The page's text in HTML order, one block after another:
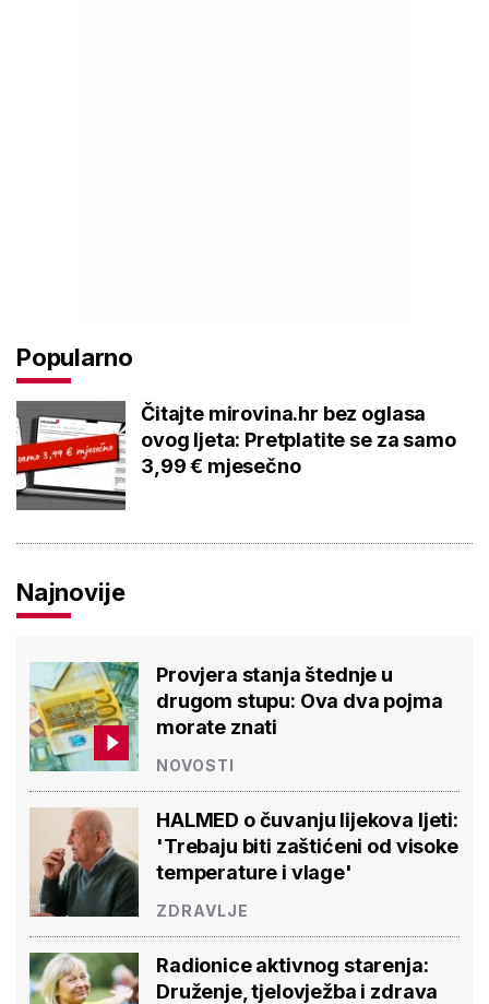
Popularno
Čitajte mirovina.hr bez oglasa
ovog ljeta: Pretplatite se za samo
3,99 € mjesečno
Najnovije
Provjera stanja štednje u
drugom stupu: Ova dva pojma
morate znati
NOVOSTI
HALMED o čuvanju lijekova ljeti:
'Trebaju biti zaštićeni od visoke
temperature i vlage'
ZDRAVLJE
Radionice aktivnog starenja:
Druženje, tjelovježba i zdrava